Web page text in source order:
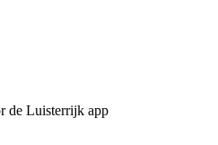
de Luisterrijk app